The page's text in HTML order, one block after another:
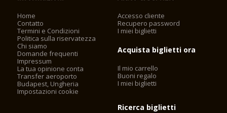
Home
Contatto
Termini e Condizioni
Politica sulla riservatezza
Chi siamo
Domande frequenti
Impressum
La tua opinione conta
Transfer aeroporto
Budapest, Ungheria
Impostazioni cookie
Accesso cliente
Recupero password
I miei biglietti
Acquista biglietti ora
Il mio carrello
Buoni regalo
I miei biglietti
Ricerca biglietti